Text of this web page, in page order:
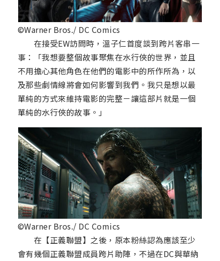
©Warner Bros./ DC Comics
在接受EW訪問時，溫子仁首度談到跨片客串一
事：「我想要整個故事聚焦在水行俠的世界，並且
不用擔心其他角色在他們的電影中的所作所為，以
及那些劇情線將會如何影響到我們。我只是想以最
單純的方式來維持電影的完整－讓這部片就是一個
單純的水行俠的故事。」
©Warner Bros./ DC Comics
在【正義聯盟】之後，原本粉絲認為應該至少
會有幾個正義聯盟成員跨片助陣，不過在DC與華納